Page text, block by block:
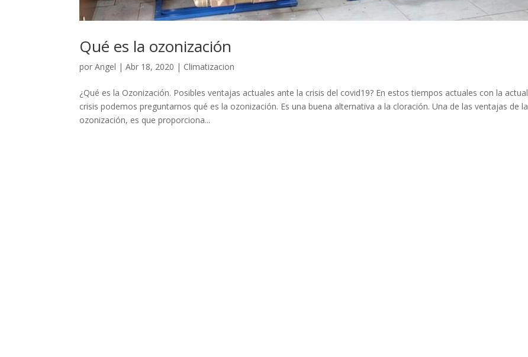
Qué es la ozonización
porAngel |Abr 18, 2020 | Climatizacion
¿Qué es la Ozonización. Posibles ventajas actuales ante la crisis del covid19? En estos tiempos actuales con la actual
crisis podemos preguntarnos qué es la ozonización. Es una buena alternativa a la cloración. Una de las ventajas de la
ozonización, es que proporciona...